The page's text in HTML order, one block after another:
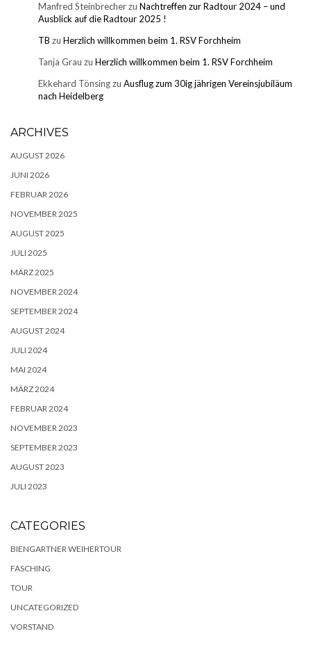
Manfred Steinbrecherzu Nachtreffen zur Radtour 2024 – und
Ausblick auf die Radtour 2025 !
TB zu Herzlich willkommen beim 1. RSV Forchheim
Tanja Grau zu Herzlich willkommen beim 1. RSV Forchheim
Ekkehard Tönsingzu Ausflug zum 30ig jährigen Vereinsjubiläum
nach Heidelberg
ARCHIVES
AUGUST 2026
JUNI 2026
FEBRUAR 2026
NOVEMBER 2025
AUGUST 2025
JULI 2025
MÄRZ 2025
NOVEMBER 2024
SEPTEMBER 2024
AUGUST 2024
JULI 2024
MAI 2024
MÄRZ 2024
FEBRUAR 2024
NOVEMBER 2023
SEPTEMBER 2023
AUGUST 2023
JULI 2023
CATEGORIES
BIENGARTNER WEIHERTOUR
FASCHING
TOUR
UNCATEGORIZED
VORSTAND